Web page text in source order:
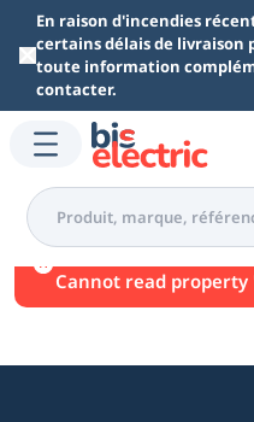
Aller au contenu principal
En raison d'incendies
certains délais de livraison
toute information
contacter.
Une erreur
Cannot read